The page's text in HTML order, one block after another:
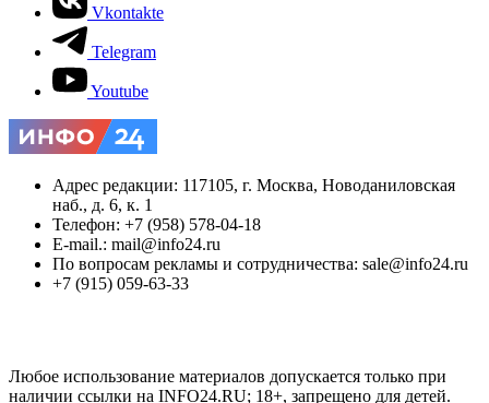
Vkontakte
Telegram
Youtube
Адрес редакции: 117105, г. Москва, Новоданиловская
наб., д. 6, к. 1
Телефон: +7 (958) 578-04-18
E-mail.: mail@info24.ru
По вопросам рекламы и сотрудничества: sale@info24.ru
+7 (915) 059-63-33
Любое использование материалов допускается только при
наличии ссылки на INFO24.RU; 18+, запрещено для детей.